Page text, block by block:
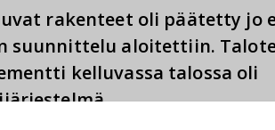
rakenteet oli päätetty jo
suunnittelu aloitettiin.
kelluvassa talossa oli